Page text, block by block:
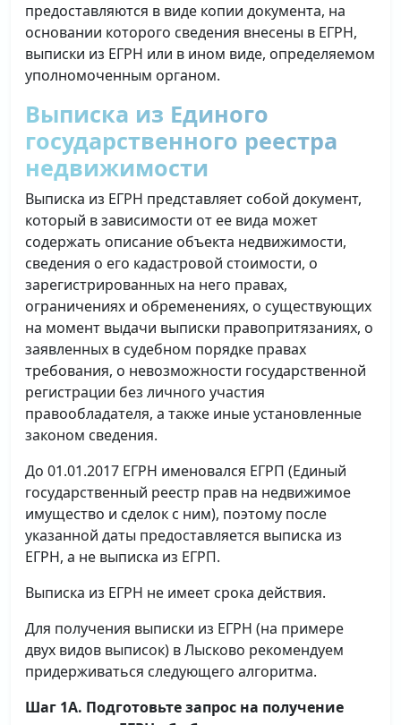
предоставляются в виде копии документа, на
основании которого сведения внесены в ЕГРН,
выписки из ЕГРН или в ином виде, определяемом
уполномоченным органом.
Выписка из Единого
государственного реестра
недвижимости
Выписка из ЕГРН представляет собой документ,
который в зависимости от ее вида может
содержать описание объекта недвижимости,
сведения о его кадастровой стоимости, о
зарегистрированных на него правах,
ограничениях и обременениях, о существующих
на момент выдачи выписки правопритязаниях, о
заявленных в судебном порядке правах
требования, о невозможности государственной
регистрации без личного участия
правообладателя, а также иные установленные
законом сведения.
До 01.01.2017 ЕГРН именовался ЕГРП (Единый
государственный реестр прав на недвижимое
имущество и сделок с ним), поэтому после
указанной даты предоставляется выписка из
ЕГРН, а не выписка из ЕГРП.
Выписка из ЕГРН не имеет срока действия.
Для получения выписки из ЕГРН (на примере
двух видов выписок) в Лысково рекомендуем
придерживаться следующего алгоритма.
Шаг 1А. Подготовьте запрос на получение